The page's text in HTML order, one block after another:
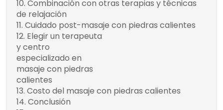
Combinación con otras terapias y técnicas
de relajación
Cuidado post-masaje con piedras calientes
Elegir un terapeuta
y centro
especializado en
masaje con piedras
calientes
Costo del masaje con piedras calientes
Conclusión